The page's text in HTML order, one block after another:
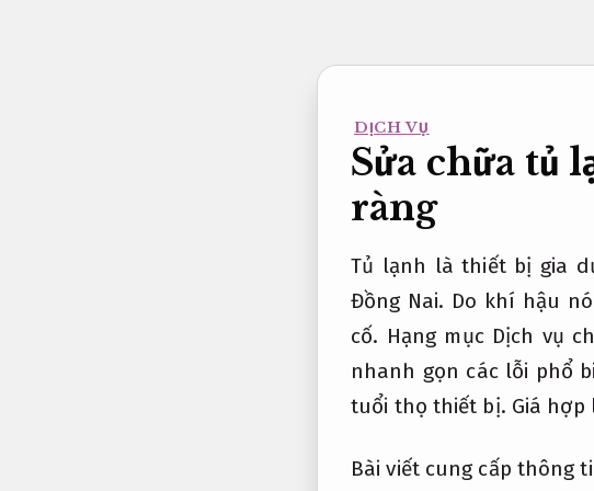
DỊCH VỤ
Sửa chữa tủ
ràng
Tủ lạnh là thiết bị gia
Đồng Nai. Do khí hậu
cố. Hạng mục Dịch vụ
nhanh gọn các lỗi phổ
tuổi thọ thiết bị. Giá hợp
Bài viết cung cấp thông